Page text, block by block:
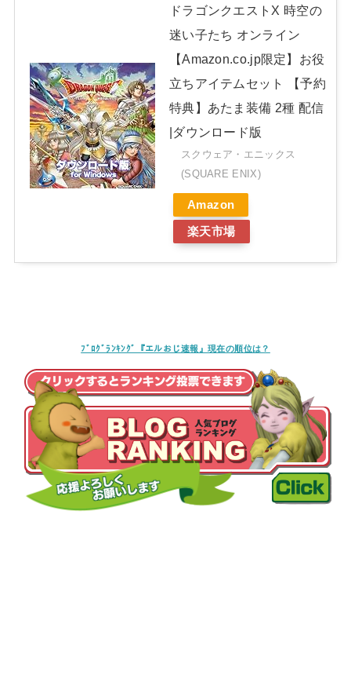
ドラゴンクエストX 時空の
迷い子たち オンライン
【Amazon.co.jp限定】お役
立ちアイテムセット 【予約
特典】あたま装備 2種 配信
|ダウンロード版
スクウェア・エニックス
(SQUARE ENIX)
Amazon
楽天市場
ﾌﾞﾛｸﾞﾗﾝｷﾝｸﾞ『エルおじ速報』現在の順位は？